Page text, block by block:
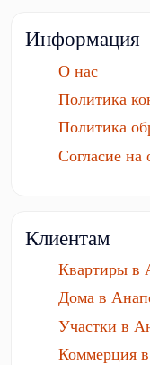
Информация
О нас
Политика
Политика
Согласие на
Клиентам
Квартиры в
Дома в
Участки в
Коммерция